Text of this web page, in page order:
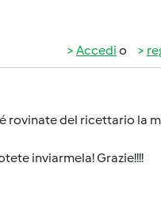
Accedi o
rovinate del ricettario la
inviarmela! Grazie!!!!